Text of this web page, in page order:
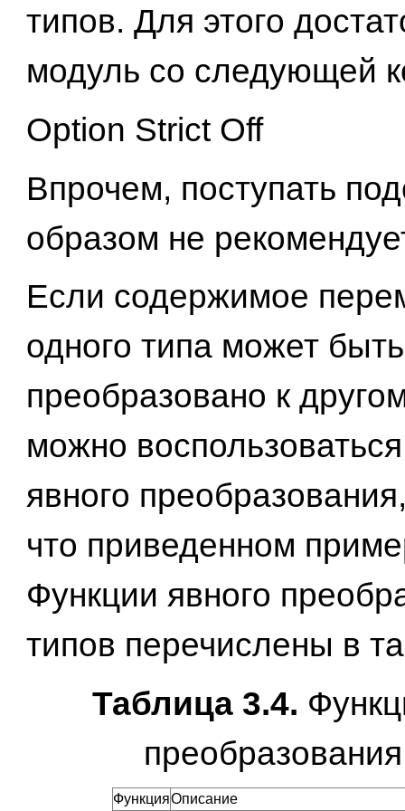
типов. Для этого
модуль со следующей
Option Strict Off
Впрочем, поступать
образом не
Если содержимое
одного типа может быть
преобразовано к
можно
явного
что приведенном
Функции явного
типов перечислены в
Таблица 3.4.
ФункцияОписание